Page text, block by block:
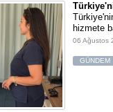
hizmete
06 Ağustos
GÜNDEM